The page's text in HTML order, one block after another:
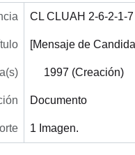
CL CLUAH 2-6-2-1-7
[Mensaje de
1997 (Creación)
Documento
1 Imagen.